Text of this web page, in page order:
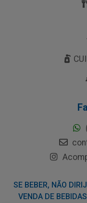
SE BEBER, NÃO
VENDA DE